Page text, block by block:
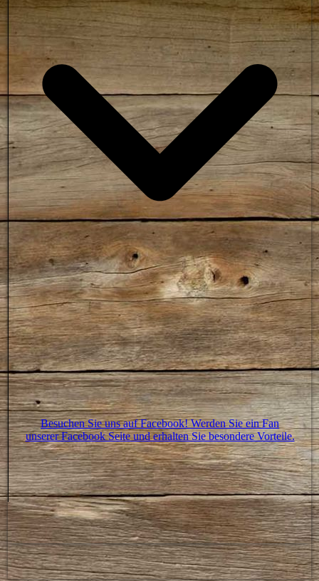
Besuchen Sie uns auf Facebook! Werden Sie ein Fan
unserer Facebook Seite und erhalten Sie besondere Vorteile.